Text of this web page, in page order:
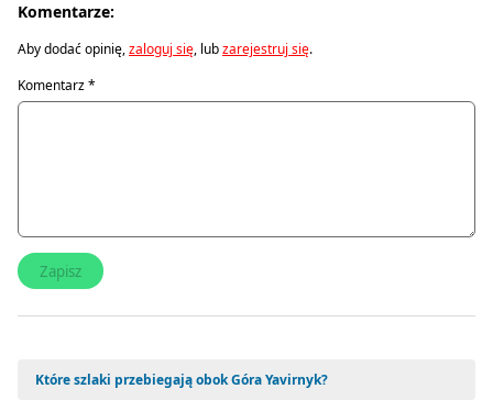
Komentarze:
Aby dodać opinię,zaloguj się, lubzarejestruj się.
Komentarz*
Które szlaki przebiegają obok Góra Yavirnyk?